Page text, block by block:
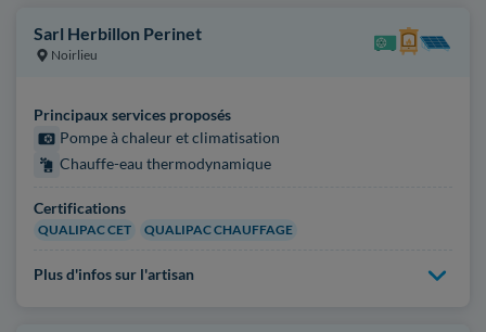
Sarl Herbillon Perinet
Noirlieu
Principaux services proposés
Pompe à chaleur et climatisation
Chauffe-eau thermodynamique
Certifications
QUALIPAC CET QUALIPAC CHAUFFAGE
Plus d'infos sur l'artisan